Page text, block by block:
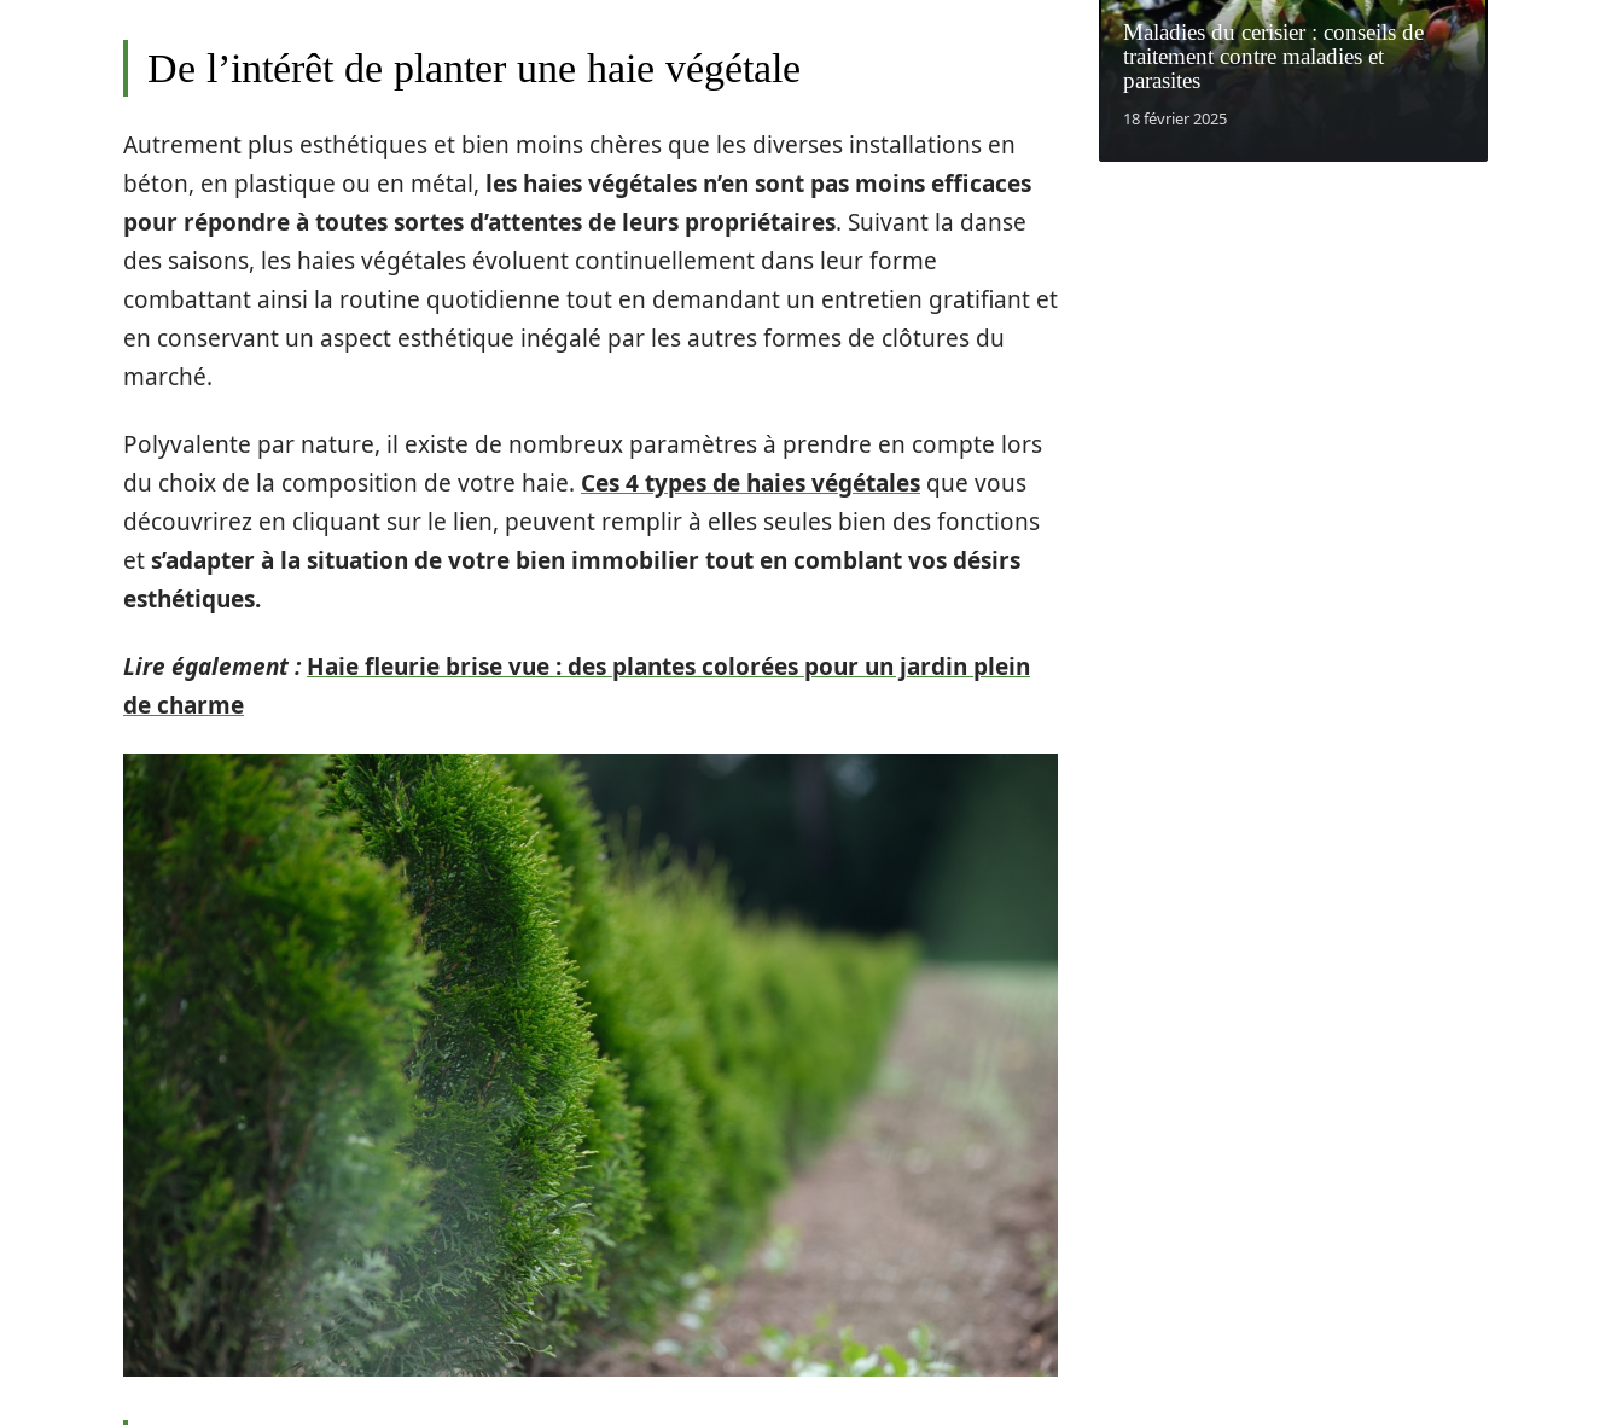
De l’intérêt de planter une haie végétale
Autrement plus esthétiques et bien moins chères que les diverses installations en
béton, en plastique ou en métal, les haies végétales n’en sont pas moins efficaces
pour répondre à toutes sortes d’attentes de leurs propriétaires. Suivant la danse
des saisons, les haies végétales évoluent continuellement dans leur forme
combattant ainsi la routine quotidienne tout en demandant un entretien gratifiant et
en conservant un aspect esthétique inégalé par les autres formes de clôtures du
marché.
Polyvalente par nature, il existe de nombreux paramètres à prendre en compte lors
du choix de la composition de votre haie. Ces 4 types de haies végétales que vous
découvrirez en cliquant sur le lien, peuvent remplir à elles seules bien des fonctions
ets’adapter à la situation de votre bien immobilier tout en comblant vos désirs
esthétiques.
Lire également : Haie fleurie brise vue : des plantes colorées pour un jardin plein
de charme
Maladies du cerisier : conseils de
traitement contre maladies et
parasites
18 février 2025